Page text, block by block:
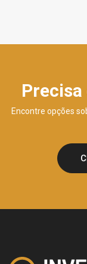
Encontre opções